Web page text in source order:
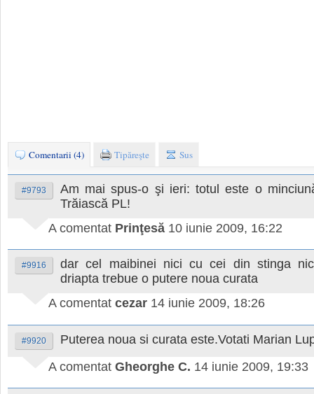
Comentarii (4) Tipăreşte Sus
#9793
Am mai spus-o şi ieri: totul este o
Trăiască PL!
A comentat Prinţesă 10 iunie 2009, 16:22
#9916
dar cel maibinei nici cu cei din stinga
driapta trebue o putere noua curata
A comentat cezar 14 iunie 2009, 18:26
#9920
Puterea noua si curata este.Votati Marian
A comentat Gheorghe C. 14 iunie 2009, 19:33